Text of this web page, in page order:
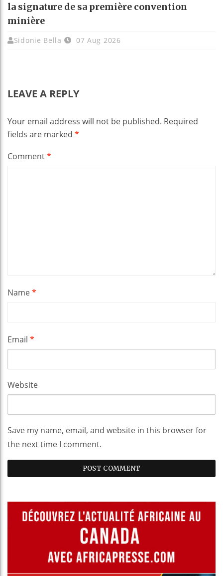
la signature de sa première convention
minière
Sidonie Bella 07 Aug 2026
LEAVE A REPLY
Your email address will not be published. Required
fields are marked *
Comment*
Name*
Email *
Website
Save my name, email, and website in this browser for
the next time I comment.